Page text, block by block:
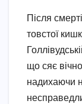
Після
товстої
що сяє
надихаючи